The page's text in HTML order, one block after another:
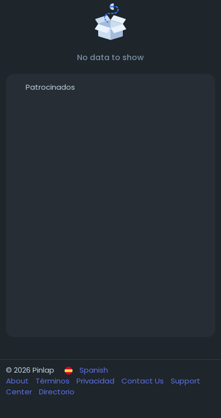
No data to show
Patrocinados
© 2026 Pinlap
Spanish
About
Términos Privacidad Contact Us
Support
Center
Directorio